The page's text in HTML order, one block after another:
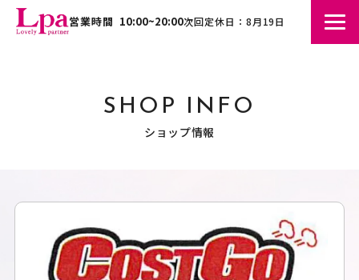
営業時間 10:00~20:00次回定休日：8月19日
SHOP INFO
ショップ情報